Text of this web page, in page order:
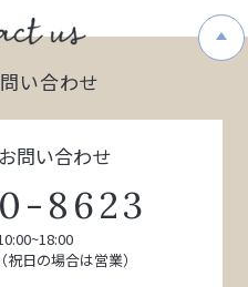
い合わせ
問い合わせ
8623
日の場合は営業）